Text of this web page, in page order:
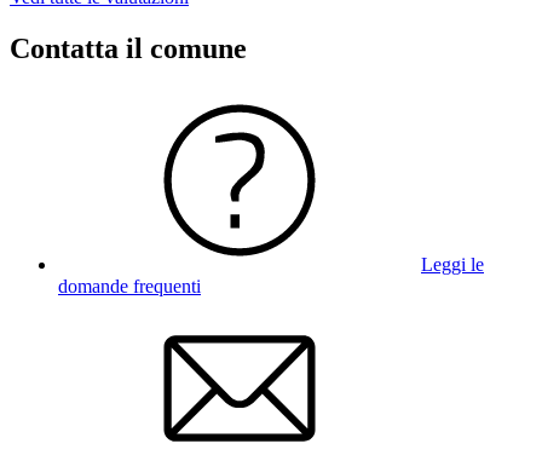
Contatta il comune
Leggi le
domande frequenti